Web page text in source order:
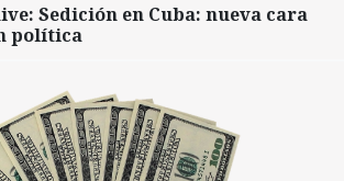
Sedición en Cuba: nueva cara
política